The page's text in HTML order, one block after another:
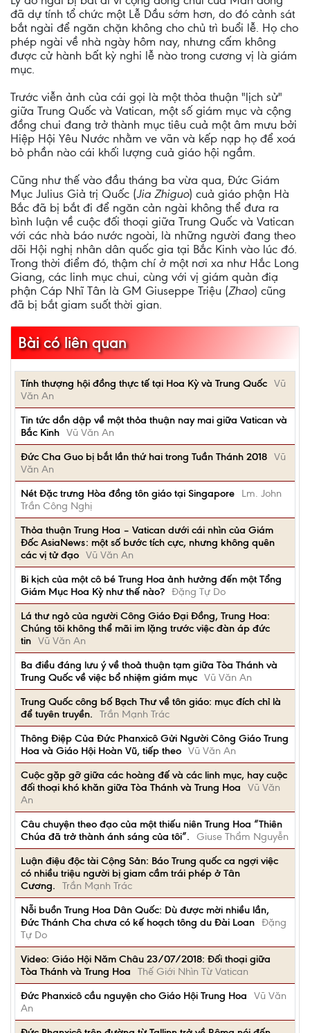
đã dự tính tổ chức một Lễ Dầu sớm hơn, do đó cảnh sát
bắt ngài để ngăn chặn không cho chủ trì buổi lễ. Họ cho
phép ngài về nhà ngày hôm nay, nhưng cấm không
được cử hành bất kỳ nghi lễ nào trong cương vị là giám
mục.
Trước viễn ảnh của cái gọi là một thỏa thuận "lịch sử"
giữa Trung Quốc và Vatican, một số giám mục và cộng
đồng chui đang trở thành mục tiêu cuả một âm mưu bởi
Hiệp Hội Yêu Nước nhằm ve vãn và kếp nạp họ để xoá
bỏ phần nào cái khối lượng cuả giáo hội ngầm.
Cũng như thế vào đầu tháng ba vừa qua, Đức Giám
Mục Julius Giả trị Quốc (Jia Zhiguo) cuả giáo phận Hà
Bắc đã bị bắt đi để ngăn cản ngài không thể đưa ra
bình luận về cuộc đối thoại giữa Trung Quốc và Vatican
với các nhà báo nước ngoài, là những người đang theo
dõi Hội nghị nhân dân quốc gia tại Bắc Kinh vào lúc đó.
Trong thời điểm đó, thậm chí ở một nơi xa như Hắc Long
Giang, các linh mục chui, cùng với vị giám quản điạ
phận Cáp Nhĩ Tân là GM Giuseppe Triệu (Zhao) cũng
đã bị bắt giam suốt thời gian.
Bài có liên quan
Tính thượng hội đồng thực tế tại Hoa Kỳ và Trung Quốc Vũ
Văn An
Tin tức dồn dập về một thỏa thuận nay mai giữa Vatican và
Bắc Kinh Vũ Văn An
Đức Cha Guo bị bắt lần thứ hai trong Tuần Thánh 2018 Vũ
Văn An
Nét Đặc trưng Hòa đồng tôn giáo tại Singapore
Lm. John
Trần Công Nghị
Thỏa thuận Trung Hoa – Vatican dưới cái nhìn của Giám
Đốc AsiaNews: một số bước tích cực, nhưng không quên
các vị tử đạo Vũ Văn An
Bi kịch của một cô bé Trung Hoa ảnh hưởng đến một Tổng
Giám Mục Hoa Kỳ như thế nào? Đặng Tự Do
Lá thư ngỏ của người Công Giáo Đại Đồng, Trung Hoa:
Chúng tôi không thể mãi im lặng trước việc đàn áp đức
tin Vũ Văn An
Ba điều đáng lưu ý về thoả thuận tạm giữa Tòa Thánh và
Trung Quốc về việc bổ nhiệm giám mục Vũ Văn An
Trung Quốc công bố Bạch Thư về tôn giáo: mục đích chỉ là
để tuyên truyền.
Trần Mạnh Trác
Thông Điệp Của Đức Phanxicô Gửi Người Công Giáo Trung
Hoa và Giáo Hội Hoàn Vũ, tiếp theo Vũ Văn An
Cuộc gặp gỡ giữa các hoàng đế và các linh mục, hay cuộc
đối thoại khó khăn giữa Tòa Thánh và Trung Hoa
Vũ Văn
An
Câu chuyện theo đạo của một thiếu niên Trung Hoa “Thiên
Chúa đã trở thành ánh sáng của tôi”.
Giuse Thẩm Nguyễn
Luận điệu độc tài Cộng Sản: Báo Trung quốc ca ngợi việc
có nhiều triệu người bị giam cầm trái phép ở Tân
Cương.
Trần Mạnh Trác
Nỗi buồn Trung Hoa Dân Quốc: Dù được mời nhiều lần,
Đức Thánh Cha chưa có kế hoạch tông du Đài Loan Đặng
Tự Do
Video: Giáo Hội Năm Châu 23/07/2018: Đối thoại giữa
Tòa Thánh và Trung Hoa
Thế Giới Nhìn Từ Vatican
Đức Phanxicô cầu nguyện cho Giáo Hội Trung Hoa
Vũ Văn
An